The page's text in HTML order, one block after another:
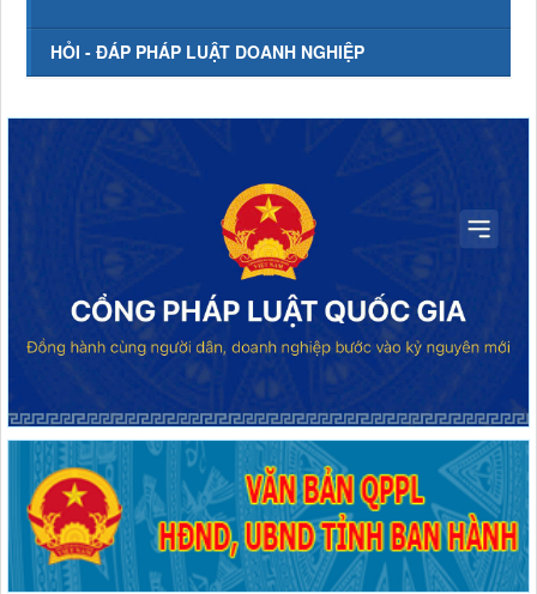
HỎI - ĐÁP PHÁP LUẬT DOANH NGHIỆP